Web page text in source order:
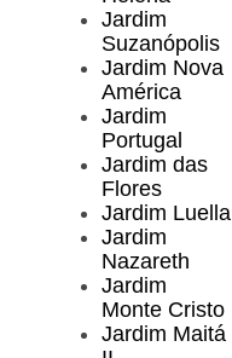
Jardim
Suzanópolis
Jardim Nova
América
Jardim
Portugal
Jardim das
Flores
Jardim Luella
Jardim
Nazareth
Jardim
Monte Cristo
Jardim Maitá